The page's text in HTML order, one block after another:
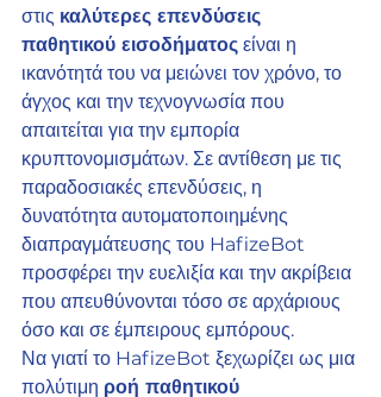
στις καλύτερες επενδύσεις
παθητικού εισοδήματος είναι η
ικανότητά του να μειώνει τον χρόνο, το
άγχος και την τεχνογνωσία που
απαιτείται για την εμπορία
κρυπτονομισμάτων. Σε αντίθεση με τις
παραδοσιακές επενδύσεις, η
δυνατότητα αυτοματοποιημένης
διαπραγμάτευσης του HafizeBot
προσφέρει την ευελιξία και την ακρίβεια
που απευθύνονται τόσο σε αρχάριους
όσο και σε έμπειρους εμπόρους.
Να γιατί το HafizeBot ξεχωρίζει ως μια
πολύτιμη ροή παθητικού